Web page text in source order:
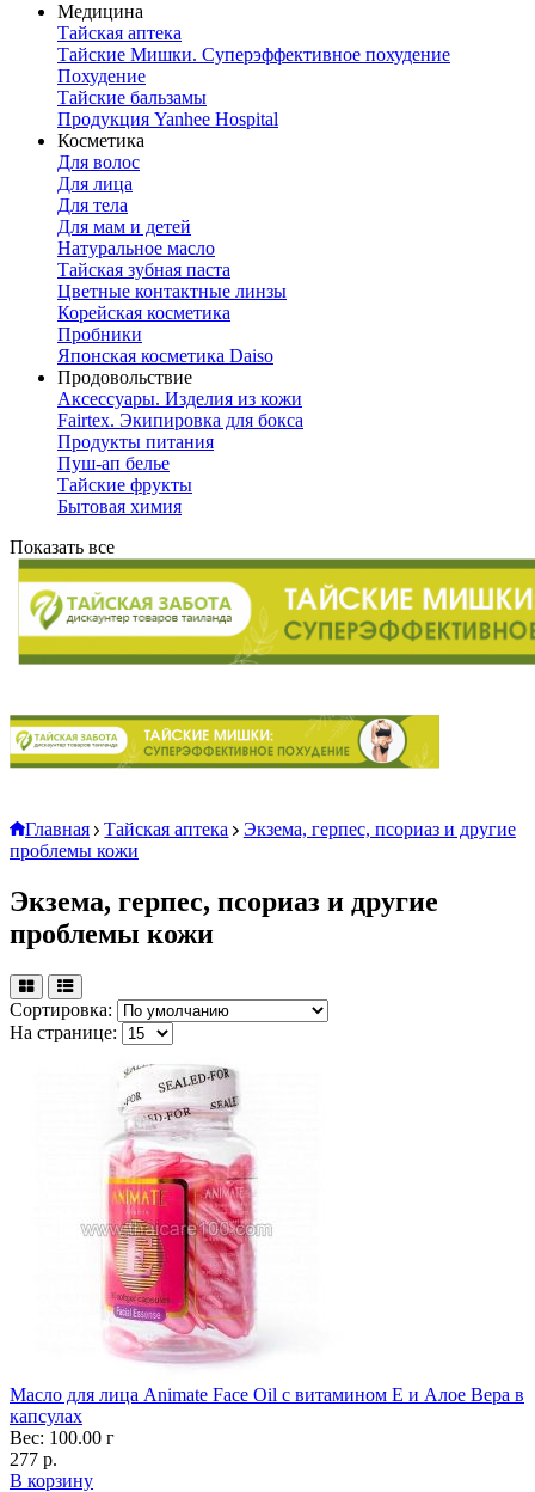
Медицина
Тайская аптека
Тайские Мишки. Суперэффективное похудение
Похудение
Тайские бальзамы
Продукция Yanhee Hospital
Косметика
Для волос
Для лица
Для тела
Для мам и детей
Натуральное масло
Тайская зубная паста
Цветные контактные линзы
Корейская косметика
Пробники
Японская косметика Daiso
Продовольствие
Аксессуары. Изделия из кожи
Fairtex. Экипировка для бокса
Продукты питания
Пуш-ап белье
Тайские фрукты
Бытовая химия
Показать все
Главная Тайская аптека
Экзема, герпес, псориаз и другие
проблемы кожи
Экзема, герпес, псориаз и другие
проблемы кожи
Сортировка:
На странице:
Масло для лица Animate Face Oil с витамином Е и Алое Вера в
капсулах
Вес: 100.00 г
277 р.
В корзину